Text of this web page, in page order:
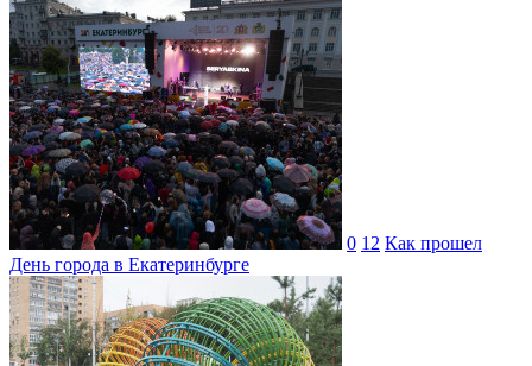
0 12 Как прошел
День города в Екатеринбурге